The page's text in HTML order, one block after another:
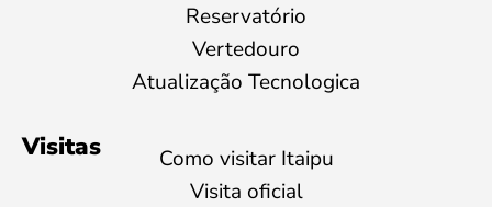
Reservatório
Vertedouro
Atualização Tecnologica
Visitas
Como visitar Itaipu
Visita oficial